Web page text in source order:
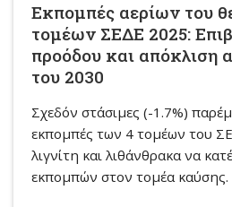
Εκπομπές αερίων του
τομέων ΣΕΔΕ 2025:
προόδου και απόκλιση
του 2030
Σχεδόν στάσιμες (-1.7%)
εκπομπές των 4 τομέων του
λιγνίτη και λιθάνθρακα να
εκπομπών στον τομέα καύσης.